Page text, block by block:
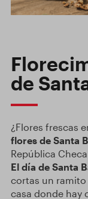
de
¿Flores frescas
flores de Santa
República
El día de Santa
cortas un ramito
casa donde hay